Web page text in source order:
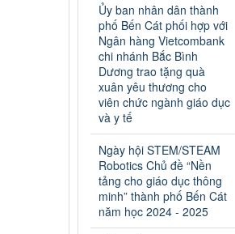
Ngày ban hành: 13/03/2025
Kế hoạch Phổ biến, giáo
dục pháp luật năm 2025 của
ngành Giáo dục và Đào tạo
thành phố Bến Cát
Kế hoạch Phổ biến, giáo dục
pháp luật năm 2025 của
ngành Giáo dục và Đào tạo
thành phố Bến Cát
Ngày ban hành: 28/02/2025
Quyết định công bố thủ tục
hành chính bị bãi bỏ trong
Ủy ban nhân dân thành
phố Bến Cát phối hợp với
Ngân hàng Vietcombank
chi nhánh Bắc Bình
Dương trao tặng quà
xuân yêu thương cho
viên chức ngành giáo dục
và y tế
Ngày hội STEM/STEAM
Robotics Chủ đề “Nền
tảng cho giáo dục thông
minh” thành phố Bến Cát
năm học 2024 - 2025